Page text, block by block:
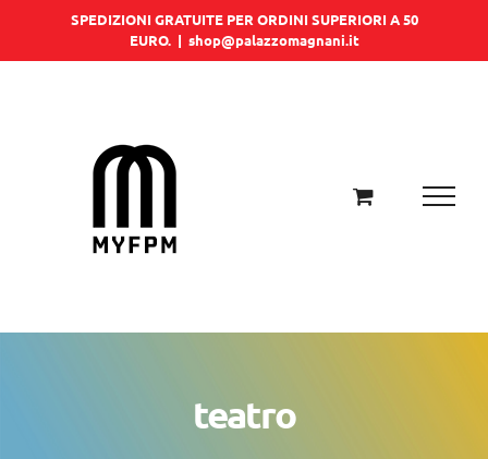
SPEDIZIONI GRATUITE PER ORDINI SUPERIORI A 50
EURO. | shop@palazzomagnani.it
teatro